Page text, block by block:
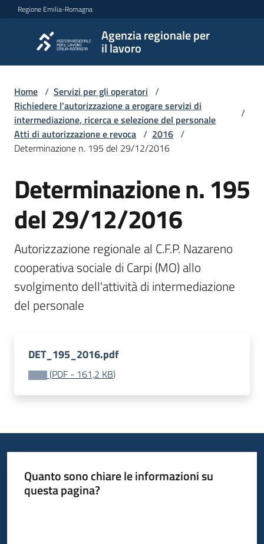
Vai al contenuto
Vai alla navigazione
Vai al footer
Regione Emilia-Romagna
Agenzia regionale per
il lavoro
Agenzia
regionale
per il
lavoro
L'Agenzia
Novità
Servizi
centri
per
Lavoro
Seguici
Home / Servizi per gli operatori /
Richiedere l'autorizzazione a erogare servizi di
intermediazione, ricerca e selezione del personale
/
Atti di autorizzazione e revoca / 2016 /
Determinazione n. 195 del 29/12/2016
Determinazione n. 195
del 29/12/2016
Autorizzazione regionale al C.F.P. Nazareno
cooperativa sociale di Carpi (MO) allo
svolgimento dell'attività di intermediazione
del personale
DET_195_2016.pdf
(PDF - 161,2 KB)
Quanto sono chiare le informazioni su
questa pagina?